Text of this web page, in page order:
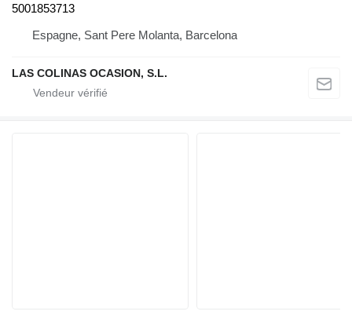
5001853713
Espagne, Sant Pere Molanta, Barcelona
LAS COLINAS OCASION, S.L.